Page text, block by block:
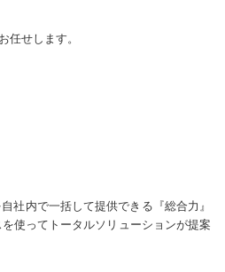
任せします。
社内で一括して提供できる『総合力』
使ってトータルソリューションが提案